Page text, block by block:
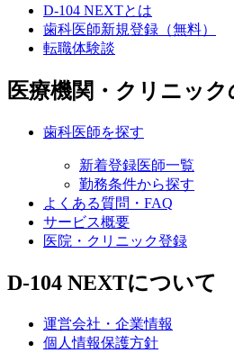
D-104 NEXTとは
歯科医師新規登録（無料）
転職体験談
医療機関・クリニック
歯科医師を探す
新着登録医師一覧
勤務条件から探す
よくある質問・FAQ
サービス概要
医院・クリニック登録
D-104 NEXTについて
運営会社・企業情報
個人情報保護方針